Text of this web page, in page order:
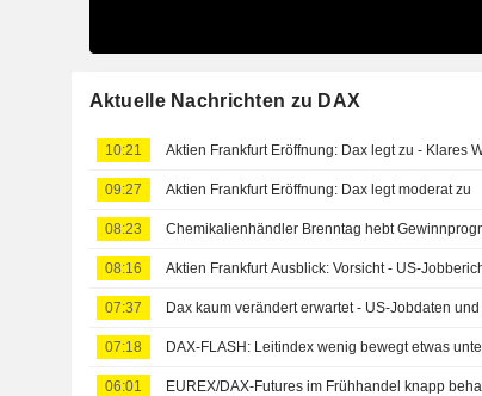
Aktuelle Nachrichten zu DAX
10:21 Aktien Frankfurt Eröffnung: Dax legt zu - Klares
09:27 Aktien Frankfurt Eröffnung: Dax legt moderat zu
08:23 Chemikalienhändler Brenntag hebt
08:16 Aktien Frankfurt Ausblick: Vorsicht - US-
07:37 Dax kaum verändert erwartet - US-Jobdaten
07:18 DAX-FLASH: Leitindex wenig bewegt etwas
06:01 EUREX/DAX-Futures im Frühhandel knapp